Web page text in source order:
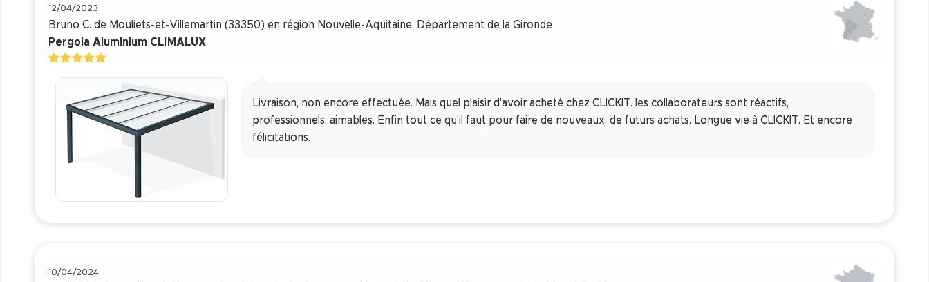
12/04/2023
Bruno C. de Mouliets-et-Villemartin (33350) en région Nouvelle-Aquitaine. Département de la Gironde
Pergola Aluminium CLIMALUX
Livraison, non encore effectuée. Mais quel plaisir d'avoir acheté chez CLICKIT. les collaborateurs sont réactifs,
professionnels, aimables. Enfin tout ce qu'il faut pour faire de nouveaux, de futurs achats. Longue vie à CLICKIT. Et encore
félicitations.
10/04/2024